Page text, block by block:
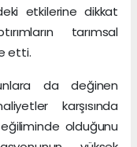
etkilerine dikkat
tarımsal
etti.
da değinen
karşısında
olduğunu